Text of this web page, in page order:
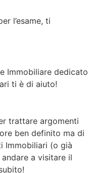
l’esame, ti
Immobiliare dedicato
ti è di aiuto!
trattare argomenti
ben definito ma di
Immobiliari (o già
a visitare il